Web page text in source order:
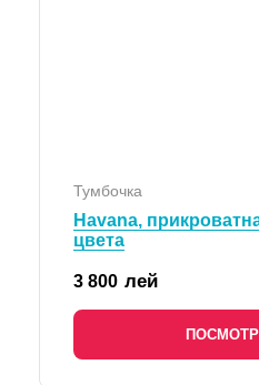
Тумбочка
Havana,
цвета
3 800 лей